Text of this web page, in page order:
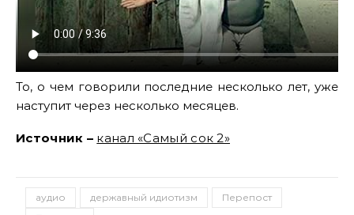
То, о чем говорили последние несколько лет, уже
наступит через несколько месяцев.
Источник – канал «Самый сок 2»
аудио державный идиотизм
Перепост